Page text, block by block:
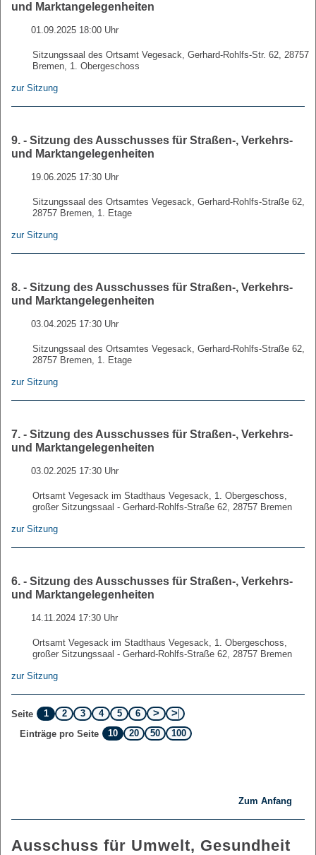
und Marktangelegenheiten
01.09.2025 18:00 Uhr
Sitzungssaal des Ortsamt Vegesack, Gerhard-Rohlfs-Str. 62, 28757
Bremen, 1. Obergeschoss
zur Sitzung
9. - Sitzung des Ausschusses für Straßen-, Verkehrs-
und Marktangelegenheiten
19.06.2025 17:30 Uhr
Sitzungssaal des Ortsamtes Vegesack, Gerhard-Rohlfs-Straße 62,
28757 Bremen, 1. Etage
zur Sitzung
8. - Sitzung des Ausschusses für Straßen-, Verkehrs-
und Marktangelegenheiten
03.04.2025 17:30 Uhr
Sitzungssaal des Ortsamtes Vegesack, Gerhard-Rohlfs-Straße 62,
28757 Bremen, 1. Etage
zur Sitzung
7. - Sitzung des Ausschusses für Straßen-, Verkehrs-
und Marktangelegenheiten
03.02.2025 17:30 Uhr
Ortsamt Vegesack im Stadthaus Vegesack, 1. Obergeschoss,
großer Sitzungssaal - Gerhard-Rohlfs-Straße 62, 28757 Bremen
zur Sitzung
6. - Sitzung des Ausschusses für Straßen-, Verkehrs-
und Marktangelegenheiten
14.11.2024 17:30 Uhr
Ortsamt Vegesack im Stadthaus Vegesack, 1. Obergeschoss,
großer Sitzungssaal - Gerhard-Rohlfs-Straße 62, 28757 Bremen
zur Sitzung
Seite 1 2 3 4 5
6
Einträge pro Seite
10 20 50 100
Zum Anfang
Ausschuss für Umwelt, Gesundheit